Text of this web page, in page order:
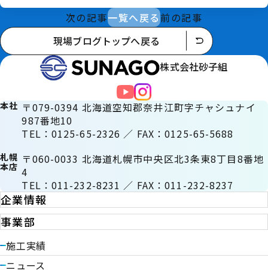
次の記事一覧へ戻る前の記事
現場ブログトップへ戻る
株式会社砂子組
本社 〒079-0394 北海道空知郡奈井江町字チャシュナイ
987番地10
TEL：0125-65-2326 ／ FAX：0125-65-5688
札幌
本店
〒060-0033 北海道札幌市中央区北3条東8丁目8番地
4
TEL：011-232-8231 ／ FAX：011-232-8237
企業情報
事業部
施工実績
ニュース